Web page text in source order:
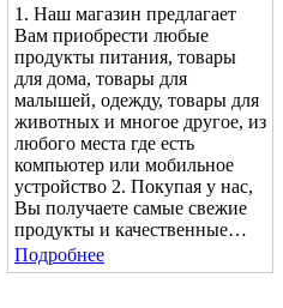
1. Наш магазин предлагает
Вам приобрести любые
продукты питания, товары
для дома, товары для
малышей, одежду, товары для
животных и многое другое, из
любого места где есть
компьютер или мобильное
устройство 2. Покупая у нас,
Вы получаете самые свежие
продукты и качественные…
Подробнее